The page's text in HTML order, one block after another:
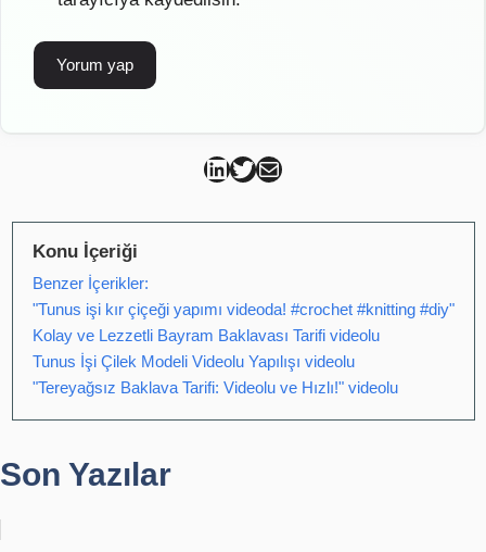
Can Kütahya Linkedin
Can Kütahya Twitter
Can Kütahya Mail
Konu İçeriği
Benzer İçerikler:
"Tunus işi kır çiçeği yapımı videoda! #crochet #knitting #diy"
Kolay ve Lezzetli Bayram Baklavası Tarifi videolu
Tunus İşi Çilek Modeli Videolu Yapılışı videolu
"Tereyağsız Baklava Tarifi: Videolu ve Hızlı!" videolu
Son Yazılar